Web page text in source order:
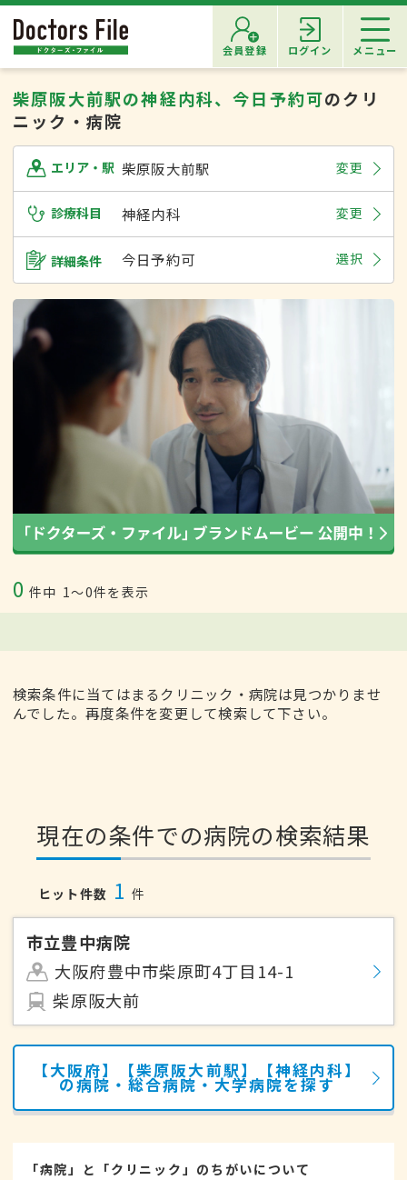
会員登録 ログイン メニュー
柴原阪大前駅の神経内科、今日予約可のクリ
ニック・病院
エリア・駅 柴原阪大前駅 変更
診療科目 神経内科 変更
詳細条件 今日予約可 選択
0 件中 1〜0件を表示
検索条件に当てはまるクリニック・病院は見つかりませ
んでした。再度条件を変更して検索して下さい。
現在の条件での病院の検索結果
ヒット件数 1 件
市立豊中病院
大阪府豊中市柴原町4丁目14-1
柴原阪大前
【大阪府】【柴原阪大前駅】【神経内科】
の病院・総合病院・大学病院を探す
「病院」と「クリニック」のちがいについて